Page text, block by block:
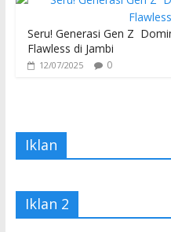
Seru! Generasi Gen Z
Flawless di Jambi
12/07/2025 0
Iklan
Iklan 2